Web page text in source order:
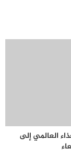
العالمي إلى